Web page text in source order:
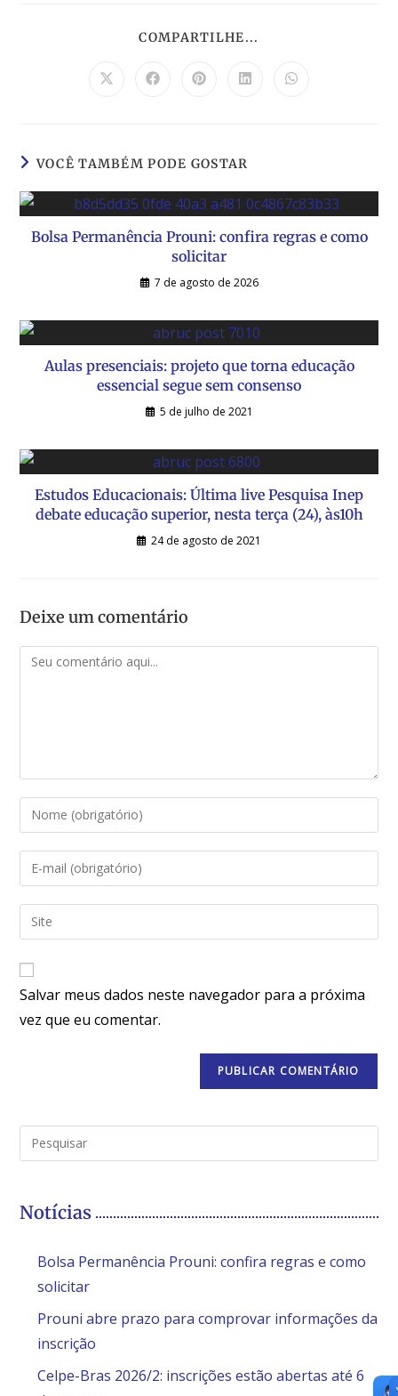
COMPARTILHE...
VOCÊ TAMBÉM PODE GOSTAR
Bolsa Permanência Prouni: confira regras e como
solicitar
7 de agosto de 2026
Aulas presenciais: projeto que torna educação
essencial segue sem consenso
5 de julho de 2021
Estudos Educacionais: Última live Pesquisa Inep
debate educação superior, nesta terça (24), às10h
24 de agosto de 2021
Deixe um comentário
Salvar meus dados neste navegador para a próxima
vez que eu comentar.
Notícias
Bolsa Permanência Prouni: confira regras e como
solicitar
Prouni abre prazo para comprovar informações da
inscrição
Celpe-Bras 2026/2: inscrições estão abertas até 6